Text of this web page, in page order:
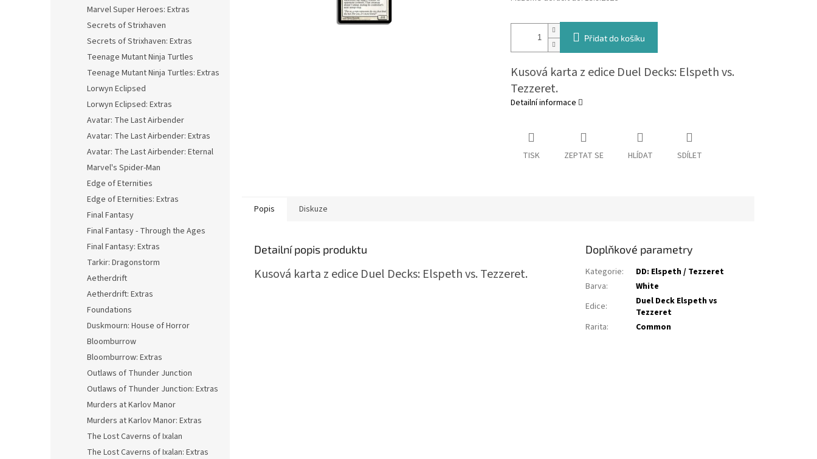
Marvel Super Heroes: Extras
Secrets of Strixhaven
Secrets of Strixhaven: Extras
Teenage Mutant Ninja Turtles
Teenage Mutant Ninja Turtles: Extras
Lorwyn Eclipsed
Lorwyn Eclipsed: Extras
Avatar: The Last Airbender
Avatar: The Last Airbender: Extras
Avatar: The Last Airbender: Eternal
Marvel's Spider-Man
Edge of Eternities
Edge of Eternities: Extras
Final Fantasy
Final Fantasy - Through the Ages
Final Fantasy: Extras
Tarkir: Dragonstorm
Aetherdrift
Aetherdrift: Extras
Foundations
Duskmourn: House of Horror
Bloomburrow
Bloomburrow: Extras
Outlaws of Thunder Junction
Outlaws of Thunder Junction: Extras
Murders at Karlov Manor
Murders at Karlov Manor: Extras
The Lost Caverns of Ixalan
The Lost Caverns of Ixalan: Extras
Přidat do košíku
Kusová karta z edice Duel Decks: Elspeth vs.
Tezzeret.
Detailní informace
TISK ZEPTAT SE HLÍDAT SDÍLET
Popis Diskuze
Detailní popis produktu
Kusová karta z edice Duel Decks: Elspeth vs. Tezzeret.
Doplňkové parametry
Kategorie:
DD: Elspeth / Tezzeret
Barva:
White
Edice:
Duel Deck Elspeth vs
Tezzeret
Rarita: Common